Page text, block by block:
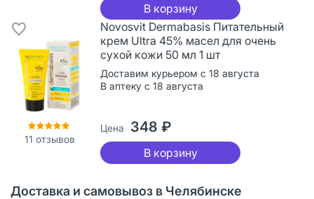
В корзину
11 отзывов
Novosvit Dermabasis Питательный
крем Ultra 45% масел для очень
сухой кожи 50 мл 1 шт
Доставим курьером с 18 августа
В аптеку с 18 августа
Цена 348 ₽
В корзину
Доставка и самовывоз в Челябинске